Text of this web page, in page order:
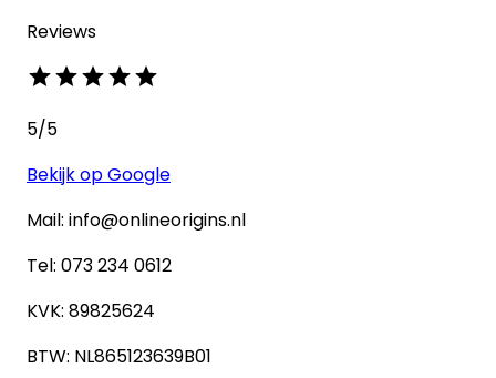
Reviews
5/5
Bekijk op Google
Mail: info@onlineorigins.nl
Tel: 073 234 0612
KVK: 89825624
BTW: NL865123639B01